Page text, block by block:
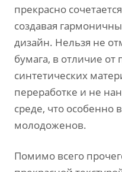
прекрасно
создавая
дизайн. Нельзя не
бумага, в отличие от
синтетических
переработке и не
среде, что
молодоженов.
Помимо всего